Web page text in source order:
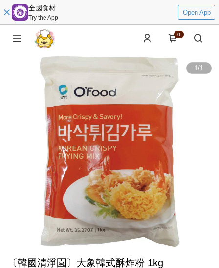
全國食材
Try the App
Open App
0
1/1
〔韓國清淨園〕大象韓式酥炸粉 1kg